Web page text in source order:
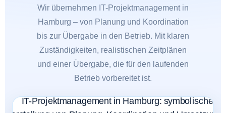
Wir übernehmen IT-Projektmanagement in
Hamburg – von Planung und Koordination
bis zur Übergabe in den Betrieb. Mit klaren
Zuständigkeiten, realistischen Zeitplänen
und einer Übergabe, die für den laufenden
Betrieb vorbereitet ist.